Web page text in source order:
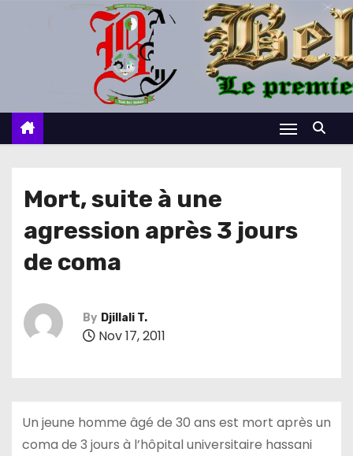
c
Mort, suite à une
agression après 3 jours
de coma
By Djillali T.
Nov 17, 2011
Un jeune homme âgé de 30 ans est mort après un
coma de 3 jours à l’hôpital universitaire hassani